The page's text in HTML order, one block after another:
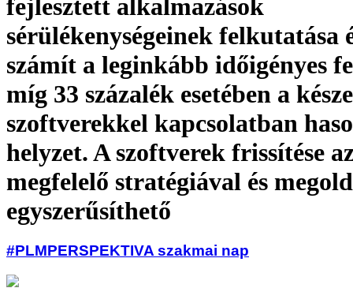
fejlesztett alkalmazások
sérülékenységeinek felkutatása
számít a leginkább időigényes
míg 33 százalék esetében a
szoftverekkel kapcsolatban
helyzet. A szoftverek frissítése
megfelelő stratégiával és
egyszerűsíthető
#PLMPERSPEKTIVA szakmai nap